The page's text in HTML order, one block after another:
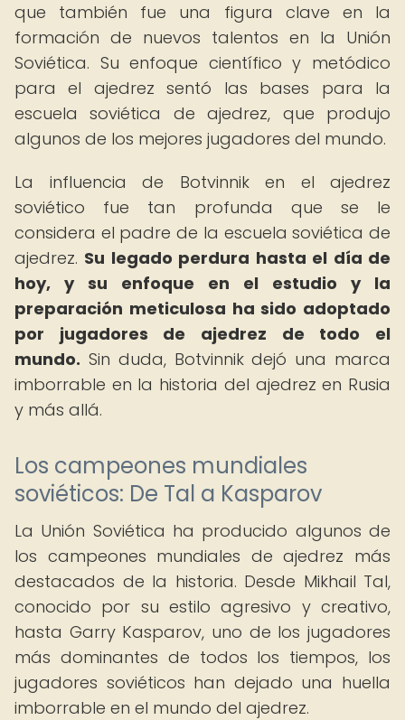
que también fue una figura clave en la
formación de nuevos talentos en la Unión
Soviética. Su enfoque científico y metódico
para el ajedrez sentó las bases para la
escuela soviética de ajedrez, que produjo
algunos de los mejores jugadores del mundo.
La influencia de Botvinnik en el ajedrez
soviético fue tan profunda que se le
considera el padre de la escuela soviética de
ajedrez. Su legado perdura hasta el día de
hoy, y su enfoque en el estudio y la
preparación meticulosa ha sido adoptado
por jugadores de ajedrez de todo el
mundo. Sin duda, Botvinnik dejó una marca
imborrable en la historia del ajedrez en Rusia
y más allá.
Los campeones mundiales
soviéticos: De Tal a Kasparov
La Unión Soviética ha producido algunos de
los campeones mundiales de ajedrez más
destacados de la historia. Desde Mikhail Tal,
conocido por su estilo agresivo y creativo,
hasta Garry Kasparov, uno de los jugadores
más dominantes de todos los tiempos, los
jugadores soviéticos han dejado una huella
imborrable en el mundo del ajedrez.